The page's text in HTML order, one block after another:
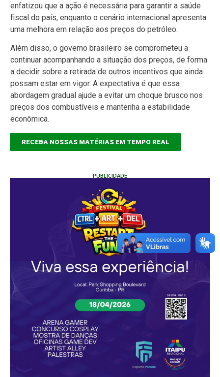
enfatizou que a ação é necessária para garantir a saúde
fiscal do país, enquanto o cenário internacional apresenta
uma melhora em relação aos preços do petróleo.
Além disso, o governo brasileiro se comprometeu a
continuar acompanhando a situação dos preços, de forma
a decidir sobre a retirada de outros incentivos que ainda
possam estar em vigor. A expectativa é que essa
abordagem gradual ajude a evitar um choque brusco nos
preços dos combustíveis e mantenha a estabilidade
econômica.
RECEBA NOSSAS MATÉRIAS EM TEMPO REAL
PUBLICIDADE